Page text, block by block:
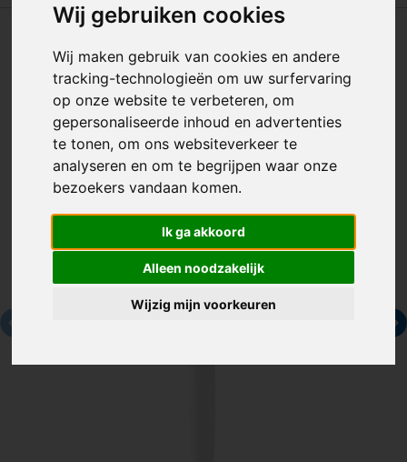
Wij gebruiken cookies
Wij maken gebruik van cookies en andere
tracking-technologieën om uw surfervaring
op onze website te verbeteren, om
gepersonaliseerde inhoud en advertenties
te tonen, om ons websiteverkeer te
analyseren en om te begrijpen waar onze
bezoekers vandaan komen.
Ik ga akkoord
Alleen noodzakelijk
Wijzig mijn voorkeuren
Leopard Clean Antibacteriële
Pen – Hygiënisch en Voordelig
Artikelnummer:277580